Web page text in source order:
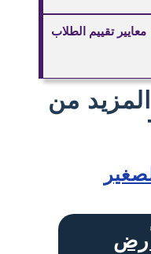
معايير تقييم الطلاب
المزيد من Storyboard